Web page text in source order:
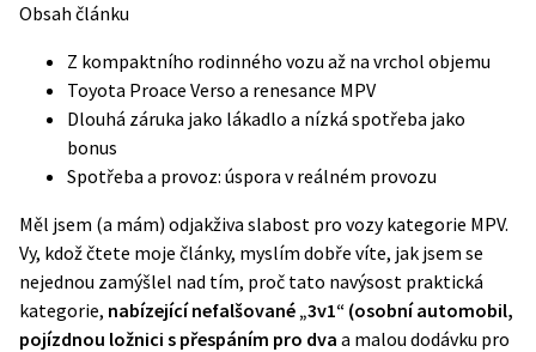
Obsah článku
Z kompaktního rodinného vozu až na vrchol objemu
Toyota Proace Verso a renesance MPV
Dlouhá záruka jako lákadlo a nízká spotřeba jako
bonus
Spotřeba a provoz: úspora v reálném provozu
Měl jsem (a mám) odjakživa slabost pro vozy kategorie MPV.
Vy, kdož čtete moje články, myslím dobře víte, jak jsem se
nejednou zamýšlel nad tím, proč tato navýsost praktická
kategorie, nabízející nefalšované „3v1“ (osobní automobil,
pojízdnou ložnici s přespáním pro dva a malou dodávku pro